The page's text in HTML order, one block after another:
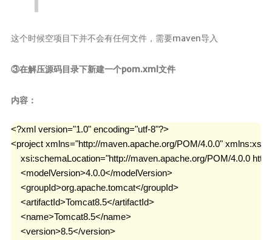
这个时候空项目下并不会有任何文件，需要maven导入
③在解压源码目录下新建一个pom.xml文件
内容：
<?xml version="1.0" encoding="utf-8"?>
<project xmlns="http://maven.apache.org/POM/4.0.0"
xsi:schemaLocation="http://maven.apache.org/POM/4.0.0
    <modelVersion>4.0.0</modelVersion>
    <groupId>org.apache.tomcat</groupId>
    <artifactId>Tomcat8.5</artifactId>
    <name>Tomcat8.5</name>
    <version>8.5</version>